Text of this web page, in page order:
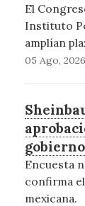
El
Instituto
amplían
05 Ago,
gobierno
Encuesta
confirma
mexicana.